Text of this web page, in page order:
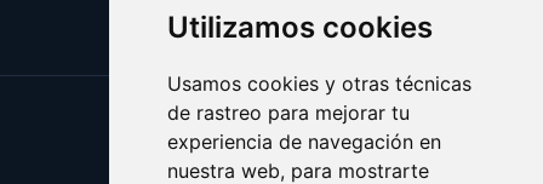
Utilizamos cookies
Usamos cookies y otras técnicas
de rastreo para mejorar tu
experiencia de navegación en
nuestra web, para mostrarte
Update cookies preferences
Copyright © 2025 perrosguia.es